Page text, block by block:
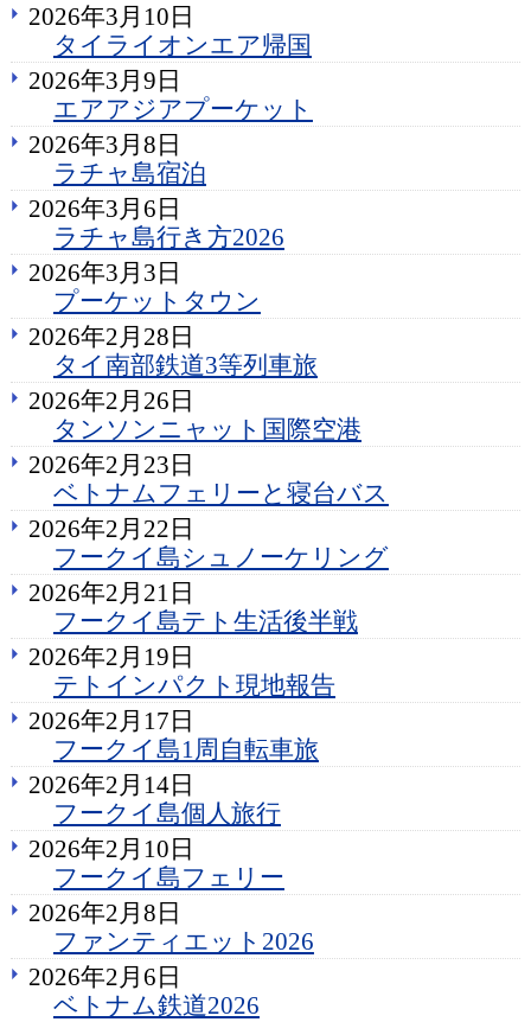
2026年3月10日
タイライオンエア帰国
2026年3月9日
エアアジアプーケット
2026年3月8日
ラチャ島宿泊
2026年3月6日
ラチャ島行き方2026
2026年3月3日
プーケットタウン
2026年2月28日
タイ南部鉄道3等列車旅
2026年2月26日
タンソンニャット国際空港
2026年2月23日
ベトナムフェリーと寝台バス
2026年2月22日
フークイ島シュノーケリング
2026年2月21日
フークイ島テト生活後半戦
2026年2月19日
テトインパクト現地報告
2026年2月17日
フークイ島1周自転車旅
2026年2月14日
フークイ島個人旅行
2026年2月10日
フークイ島フェリー
2026年2月8日
ファンティエット2026
2026年2月6日
ベトナム鉄道2026